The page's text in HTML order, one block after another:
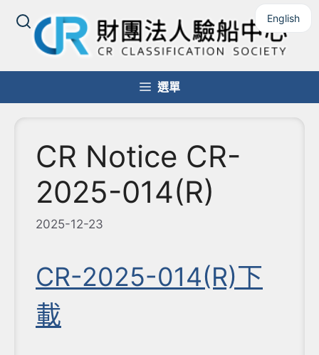
容
English
選單
CR Notice CR-
2025-014(R)
2025-12-23
CR-2025-014(R)下
載